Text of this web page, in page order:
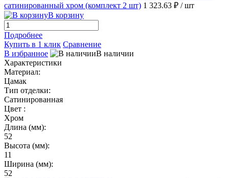
сатинированный хром (комплект 2 шт) 1 323.63 ₽ / шт
В корзину
Подробнее
Купить в 1 клик Сравнение
В избранное
В наличии
Характеристики
Материал:
Цамак
Тип отделки:
Сатинированная
Цвет :
Хром
Длина (мм):
52
Высота (мм):
11
Ширина (мм):
52